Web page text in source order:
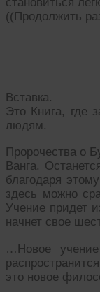
((Продолжить
Вставка.
Это Книга, где
людям.
Пророчества о
Ванга.
благодаря
здесь можно
Учение придет
начнет свое
…Новое
это новое